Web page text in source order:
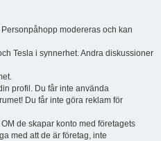
Personpåhopp modereras och kan
Tesla i synnerhet. Andra diskussioner
profil. Du får inte använda
Du får inte göra reklam för
de skapar konto med företagets
med att de är företag, inte